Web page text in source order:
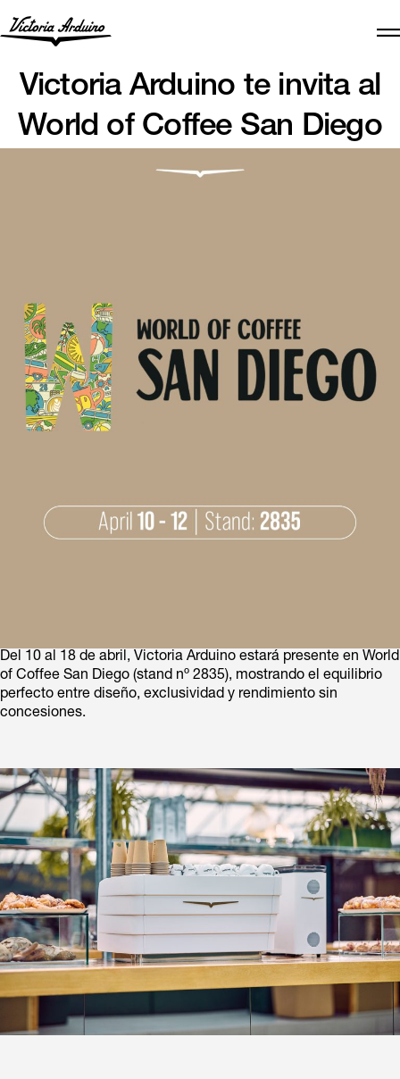
Victoria Arduino te invita al
World of Coffee San Diego
Del 10 al 18 de abril, Victoria Arduino estará presente en World
of Coffee San Diego (stand nº 2835), mostrando el equilibrio
perfecto entre diseño, exclusividad y rendimiento sin
concesiones.